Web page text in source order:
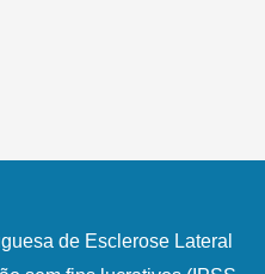
de Esclerose Lateral